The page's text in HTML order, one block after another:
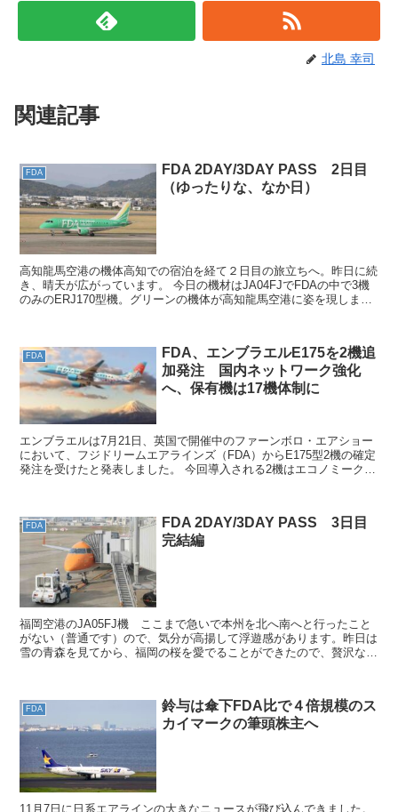
北島 幸司
関連記事
FDA
FDA 2DAY/3DAY PASS 2日目
（ゆったりな、なか日）
高知龍馬空港の機体高知での宿泊を経て２日目の旅立ちへ。昨日に続
き、晴天が広がっています。 今日の機材はJA04FJでFDAの中で3機
のみのERJ170型機。グリーンの機体が高知龍馬空港に姿を現しまし
FDA
FDA、エンブラエルE175を2機追
加発注 国内ネットワーク強化
へ、保有機は17機体制に
エンブラエルは7月21日、英国で開催中のファーンボロ・エアショー
において、フジドリームエアラインズ（FDA）からE175型2機の確定
発注を受けたと発表しました。 今回導入される2機はエコノミークラ
FDA
FDA 2DAY/3DAY PASS 3日目
完結編
福岡空港のJA05FJ機 ここまで急いで本州を北へ南へと行ったこと
がない（普通です）ので、気分が高揚して浮遊感があります。昨日は
雪の青森を見てから、福岡の桜を愛でることができたので、贅沢な気
FDA
鈴与は傘下FDA比で４倍規模のス
カイマークの筆頭株主へ
11月7日に日系エアラインの大きなニュースが飛び込んできました。